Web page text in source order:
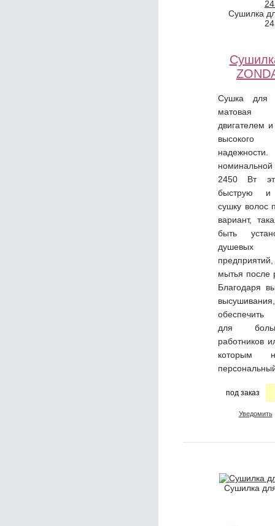
Сушилка
Сушка для
матовая
двигателем
высокого
2450 Вт
быструю и
сушку волос
вариант,
быть
мытья после
Благодаря
обеспечить
для
работников
которым
под заказ
Уведомить
Сушилка